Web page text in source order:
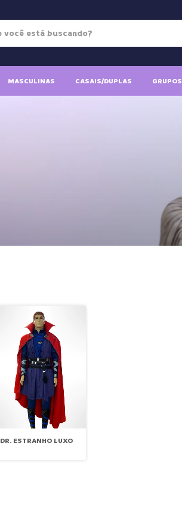
MASCULINAS CASAIS/DUPLAS GRUPOS
DR. ESTRANHO LUXO